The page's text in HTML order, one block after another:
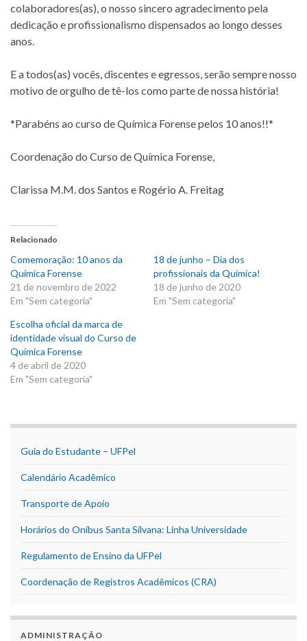
colaboradores(as), o nosso sincero agradecimento pela
dedicação e profissionalismo dispensados ao longo desses
anos.
E a todos(as) vocês, discentes e egressos, serão sempre nosso
motivo de orgulho de tê-los como parte de nossa história!
*Parabéns ao curso de Química Forense pelos 10 anos!!*
Coordenação do Curso de Química Forense,
Clarissa M.M. dos Santos e Rogério A. Freitag
Relacionado
Comemoração: 10 anos da
Química Forense
21 de novembro de 2022
Em "Sem categoria"
18 de junho – Dia dos
profissionais da Química!
18 de junho de 2020
Em "Sem categoria"
Escolha oficial da marca de
identidade visual do Curso de
Química Forense
4 de abril de 2020
Em "Sem categoria"
Guia do Estudante – UFPel
Calendário Acadêmico
Transporte de Apoio
Horários do Onibus Santa Silvana: Linha Universidade
Regulamento de Ensino da UFPel
Coordenação de Registros Acadêmicos (CRA)
ADMINISTRAÇÃO